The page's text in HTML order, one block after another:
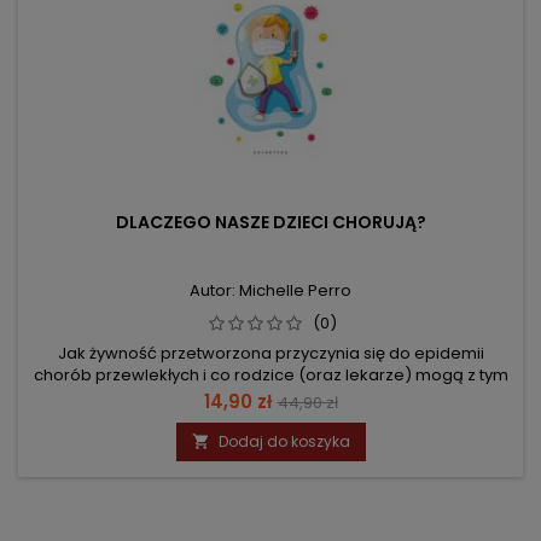
DLACZEGO NASZE DZIECI CHORUJĄ?
Autor: Michelle Perro
(0)
Jak żywność przetworzona przyczynia się do epidemii
chorób przewlekłych i co rodzice (oraz lekarze) mogą z tym
zrobić
Cena
14,90 zł Cena
podstawowa
44,90 zł
 Dodaj do koszyka